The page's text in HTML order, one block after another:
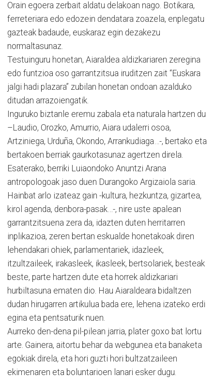
Orain egoera zerbait aldatu delakoan nago. Botikara,
ferreteriara edo edozein dendatara zoazela, enplegatu
gazteak badaude, euskaraz egin dezakezu
normaltasunaz.
Testuinguru honetan, Aiaraldea aldizkariaren zeregina
edo funtzioa oso garrantzitsua iruditzen zait “Euskara
jalgi hadi plazara” zubilan honetan ondoan azalduko
ditudan arrazoiengatik.
Inguruko biztanle eremu zabala eta naturala hartzen du
–Laudio, Orozko, Amurrio, Aiara udalerri osoa,
Artziniega, Urduña, Okondo, Arrankudiaga…-, bertako eta
bertakoen berriak gaurkotasunaz agertzen direla.
Esaterako, berriki Luiaondoko Anuntzi Arana
antropologoak jaso duen Durangoko Argizaiola saria.
Hainbat arlo izateaz gain -kultura, hezkuntza, gizartea,
kirol agenda, denbora-pasak…-, nire uste apalean
garrantzitsuena zera da, idazten duten herritarren
inplikazioa, zeren bertan eskualde honetakoak diren
lehendakari ohiek, parlamentariek, idazleek,
itzultzaileek, irakasleek, ikasleek, bertsolariek, besteak
beste, parte hartzen dute eta horrek aldizkariari
hurbiltasuna ematen dio. Hau Aiaraldeara bidaltzen
dudan hirugarren artikulua bada ere, lehena izateko erdi
egina eta pentsaturik nuen.
Aurreko den-dena pil-pilean jarria, plater goxo bat lortu
arte. Gainera, aitortu behar da webgunea eta banaketa
egokiak direla, eta hori guzti hori bultzatzaileen
ekimenaren eta boluntarioen lanari esker dugu.